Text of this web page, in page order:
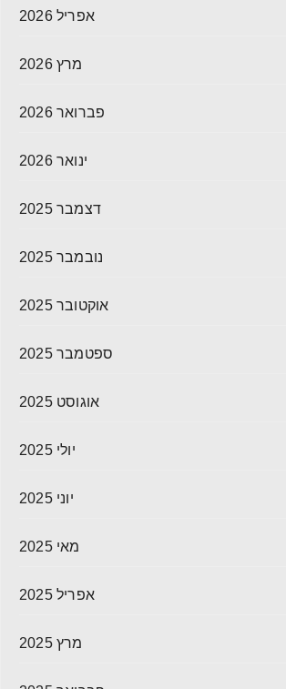
אפריל 2026
מרץ 2026
פברואר 2026
ינואר 2026
דצמבר 2025
נובמבר 2025
אוקטובר 2025
ספטמבר 2025
אוגוסט 2025
יולי 2025
יוני 2025
מאי 2025
אפריל 2025
מרץ 2025